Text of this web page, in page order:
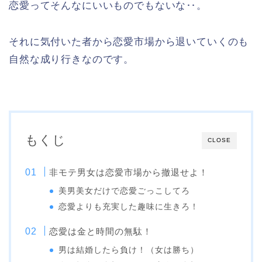
恋愛ってそんなにいいものでもないな‥。
それに気付いた者から恋愛市場から退いていくのも
自然な成り行きなのです。
CLOSE
もくじ
非モテ男女は恋愛市場から撤退せよ！
美男美女だけで恋愛ごっこしてろ
恋愛よりも充実した趣味に生きろ！
恋愛は金と時間の無駄！
男は結婚したら負け！（女は勝ち）